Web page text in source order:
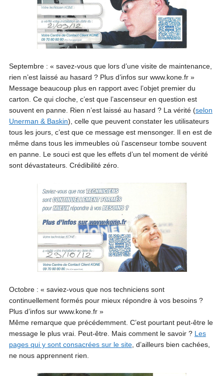
Septembre : « savez-vous que lors d’une visite de maintenance,
rien n’est laissé au hasard ? Plus d’infos sur www.kone.fr »
Message beaucoup plus en rapport avec l’objet premier du
carton. Ce qui cloche, c’est que l’ascenseur en question est
souvent en panne. Rien n’est laissé au hasard ? La vérité (selon
Unerman & Baskin), celle que peuvent constater les utilisateurs
tous les jours, c’est que ce message est mensonger. Il en est de
même dans tous les immeubles où l’ascenseur tombe souvent
en panne. Le souci est que les effets d’un tel moment de vérité
sont dévastateurs. Crédibilité zéro.
Octobre : « saviez-vous que nos techniciens sont
continuellement formés pour mieux répondre à vos besoins ?
Plus d’infos sur www.kone.fr »
Même remarque que précédemment. C’est pourtant peut-être le
message le plus vrai. Peut-être. Mais comment le savoir ? Les
pages qui y sont consacrées sur le site, d’ailleurs bien cachées,
ne nous apprennent rien.